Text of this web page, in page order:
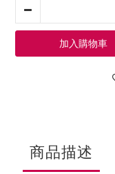
加入購物車
商品描述